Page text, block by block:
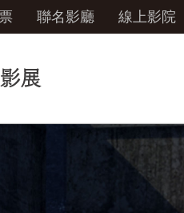
聯名影廳 線上影院